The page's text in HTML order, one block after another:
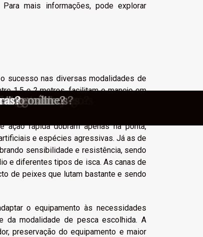
mais informações, pode explorar
sucesso nas diversas modalidades de
1,5 e 2 metros, facilitam o manejo em
mais longos, acima de 2,4 metros,
ação rápida dobram apenas na ponta,
e espécies agressivas. Já as de
sensibilidade e resistência, sendo
e diferentes tipos de isca. As canas de
de peixes que lutam bastante e sendo
o equipamento às necessidades
da modalidade de pesca escolhida. A
preservação do equipamento e maior
online?
ao vivo
cassinos
de apostas
do jogo?
iniciantes
ao máximo
temáticos?
online?